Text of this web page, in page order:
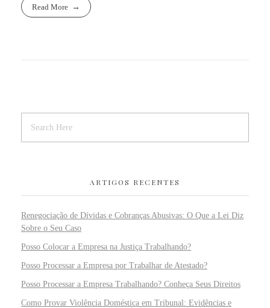
Read More
ARTIGOS RECENTES
Renegociação de Dívidas e Cobranças Abusivas: O Que a Lei Diz
Sobre o Seu Caso
Posso Colocar a Empresa na Justiça Trabalhando?
Posso Processar a Empresa por Trabalhar de Atestado?
Posso Processar a Empresa Trabalhando? Conheça Seus Direitos
Como Provar Violência Doméstica em Tribunal: Evidências e